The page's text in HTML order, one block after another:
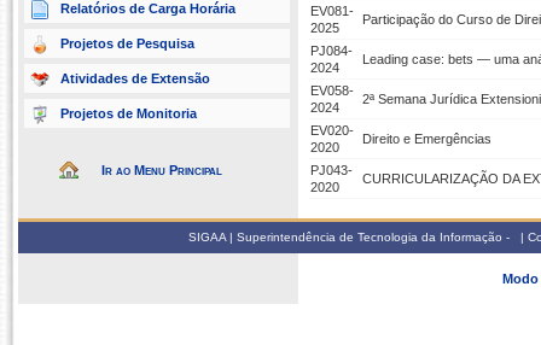
Relatórios de Carga Horária
Projetos de Pesquisa
Atividades de Extensão
Projetos de Monitoria
Ir ao Menu Principal
EV081-
2025
Participação do Curso de
PJ084-
2024
Leading case: bets — uma
EV058-
2024
2ª Semana Jurídica
EV020-
2020
Direito e Emergências
PJ043-
2020
CURRICULARIZAÇÃO DA
SIGAA | Superintendência de Tecnologia da Informação - |
Modo